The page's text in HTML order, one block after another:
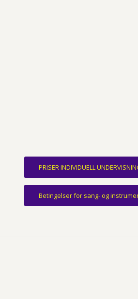
PRISER INDIVIDUELL
Betingelser for sang- og